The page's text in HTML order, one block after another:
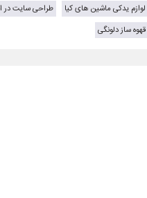
لوازم یدکی ماشین های کیا
طراحی سایت در
قهوه ساز دلونگی